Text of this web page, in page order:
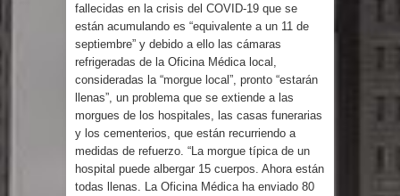
La Fiscalía de Bolivia ordena la
detención del expresidente Evo
Morales
Calor extremo para este jueves en
gran parte del territorio nacional
fallecidas en la crisis del COVID-19 que se
están acumulando es “equivalente a un 11 de
septiembre” y debido a ello las cámaras
refrigeradas de la Oficina Médica local,
consideradas la “morgue local”, pronto “estarán
llenas”, un problema que se extiende a las
morgues de los hospitales, las casas funerarias
y los cementerios, que están recurriendo a
medidas de refuerzo. “La morgue típica de un
hospital puede albergar 15 cuerpos. Ahora están
todas llenas. La Oficina Médica ha enviado 80